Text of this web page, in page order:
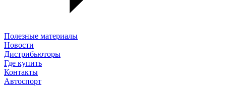
Полезные материалы
Новости
Дистрибьюторы
Где купить
Контакты
Автоспорт